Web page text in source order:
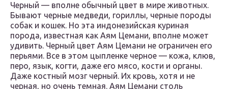
Черный — вполне обычный цвет в мире животных.
Бывают черные медведи, гориллы, черные породы
собак и кошек. Но эта индонезийская куриная
порода, известная как Аям Цемани, вполне может
удивить. Черный цвет Аям Цемани не ограничен его
перьями. Все в этом цыпленке черное — кожа, клюв,
перо, язык, когти, даже его мясо, кости и органы.
Даже костный мозг черный. Их кровь, хотя и не
черная, но очень темная. Аям Цемани столь